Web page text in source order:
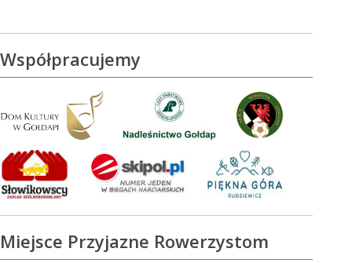
Współpracujemy
Miejsce Przyjazne Rowerzystom